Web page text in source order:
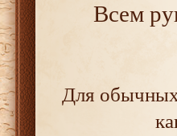
Всем
Для